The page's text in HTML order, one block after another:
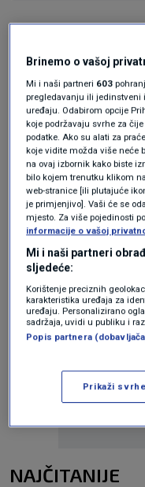
NAJČITANIJE
Brinemo o vašoj
Mi i naši partneri 603
pregledavanju ili jedinstveni
uređaju. Odabirom opcije
koje podržavaju svrhe za
podatke. Ako su alati za
koje vidite možda više neće
na ovaj izbornik kako biste
bilo kojem trenutku klikom
web-stranice [ili plutajuće
je primjenjivo]. Vaši će se
mjesto. Za više pojedinosti
informacije o vašoj
Mi i naši partneri
sljedeće:
Korištenje preciznih
karakteristika uređaja za
uređaju. Personalizirano
sadržaja, uvidi u publiku i
Popis partnera
Prikaži svrhe